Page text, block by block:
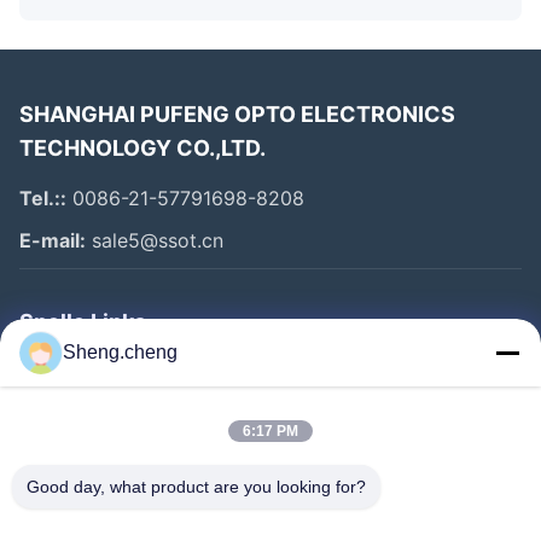
wereld om onze producten te vragen.
toekomst.
SHANGHAI PUFENG OPTO ELECTRONICS
TECHNOLOGY CO.,LTD.
Tel.:: 0086-21-57791698-8208
E-mail: sale5@ssot.cn
Snelle Links
Huis
Fabrieksreis
Sheng.cheng
6:17 PM
Good day, what product are you looking for?